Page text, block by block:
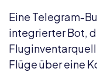
Eine Telegram-
integrierter Bot,
Flüge über eine